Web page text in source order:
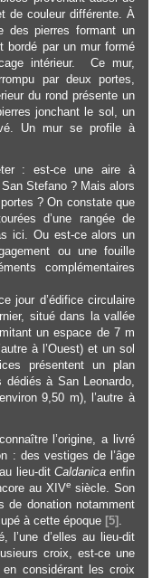
de couleur différente. À
des pierres formant un
bordé par un mur formé
intérieur. Ce mur,
par deux portes,
du rond présente un
jonchant le sol, un
Un mur se profile à
: est-ce une aire à
Stefano ? Mais alors
? On constate que
d’une rangée de
ici. Ou est-ce alors un
ou une fouille
complémentaires
jour d’édifice circulaire
situé dans la vallée
un espace de 7 m
à l’Ouest) et un sol
présentent un plan
à San Leonardo,
9,50 m), l’autre à
l’origine, a livré
: des vestiges de l’âge
lieu-dit Caldanicaenfin
au XIVe siècle. Son
donation notamment
à cette époque [5] .
l’une d’elles au lieu-dit
croix, est-ce une
considérant les croix